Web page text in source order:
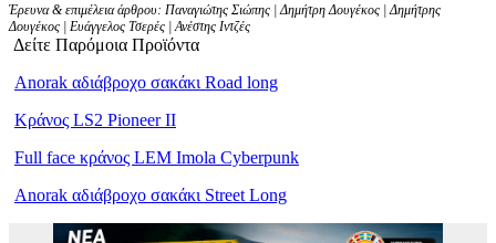
Έρευνα & επιμέλεια άρθρου: Παναγιώτης Σιώπης | Δημήτρη Δουγέκος | Δημήτρης
Δουγέκος | Ευάγγελος Τσερές | Ανέστης Ιντζές
Δείτε Παρόμοια Προϊόντα
Anorak αδιάβροχο σακάκι Road long
Κράνος LS2 Pioneer II
Full face κράνος LEM Imola Cyberpunk
Anorak αδιάβροχο σακάκι Street Long